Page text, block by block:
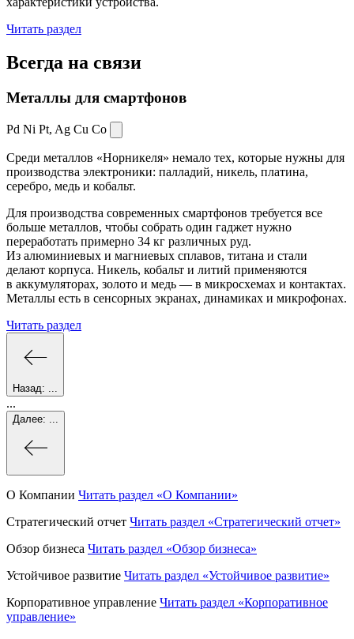
Читать раздел
Всегда на связи
Металлы для смартфонов
Pd Ni Pt, Ag Cu Co
Среди металлов «Норникеля» немало тех, которые нужны для
производства электроники: палладий, никель, платина,
серебро, медь и кобальт.
Для производства современных смартфонов требуется все
больше металлов, чтобы собрать один гаджет нужно
переработать примерно 34 кг различных руд.
Из алюминиевых и магниевых сплавов, титана и стали
делают корпуса. Никель, кобальт и литий применяются
в аккумуляторах, золото и медь — в микросхемах и контактах.
Металлы есть в сенсорных экранах, динамиках и микрофонах.
Читать раздел
Назад:
...
Далее:
О Компании Читать раздел «О Компании»
Стратегический отчет Читать раздел «Стратегический отчет»
Обзор бизнеса Читать раздел «Обзор бизнеса»
Устойчивое развитие Читать раздел «Устойчивое развитие»
Корпоративное управление Читать раздел «Корпоративное
управление»